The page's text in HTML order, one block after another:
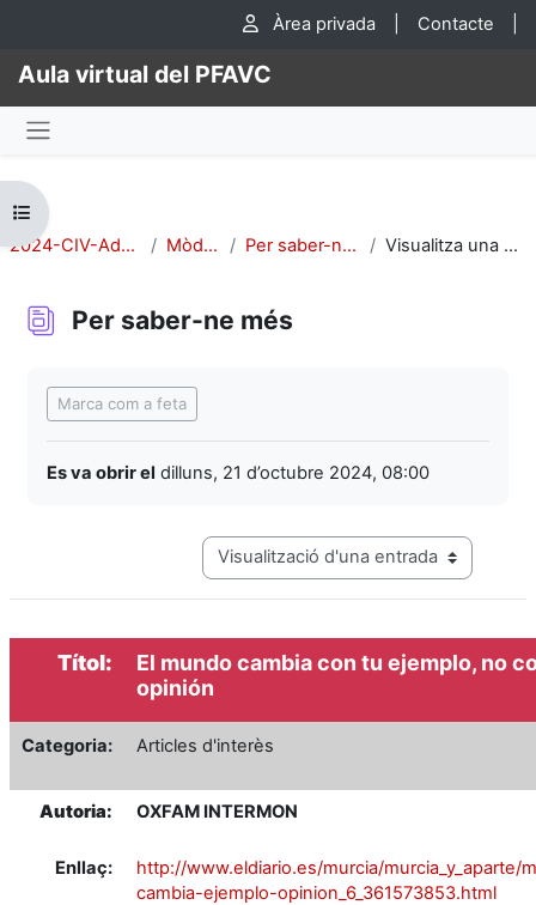
Àrea privada Contacte
Aula virtual del PFAVC
Obre l'índex del curs
2024-CIV-Adhara-2
Mòdul 2: Per saber-ne més Visualitza una entrada
Per saber-ne més
Marca com a feta
Es va obrir el dilluns, 21 d’octubre 2024, 08:00
View mode tertiary navigation
Títol:
El mundo cambia con tu ejemplo, no
opinión
Categoria: Articles d'interès
Autoria: OXFAM INTERMON
Enllaç:
http://www.eldiario.es/murcia/murcia_y_aparte/
cambia-ejemplo-opinion_6_361573853.html